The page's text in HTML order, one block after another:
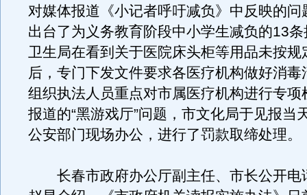
对媒体报道《小记者呼吁减负》中反映的问
出台了为义务教育阶段中小学生减负的13
卫生局在看到关于医院床头柜等用品未按规
后，专门下发文件要求各医疗机构做好消毒
组织执法人员重点对市属医疗机构进行专项
报道的“黑游戏厅”问题，市文化局于见报当
公安部门现场办公，进行了罚款取缔处理。
长春市政府办公厅副主任、市长公开电